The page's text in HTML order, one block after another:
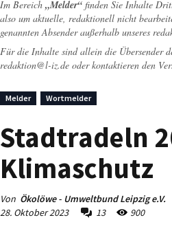
Im Bereich „Melder“ finden Sie Inhalte
also um aktuelle, redaktionell nicht
genannten Absender außerhalb unseres
Für die Inhalte sind allein die Übersender
redaktion@l-iz.de oder kontaktieren den
Melder Wortmelder
Stadtradeln
Klimaschutz
Von Ökolöwe - Umweltbund Leipzig e.V.
28. Oktober 2023
13 900